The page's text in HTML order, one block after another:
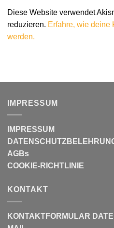
Diese Website verwendet
reduzieren. Erfahre, wie deine
werden.
IMPRESSUM
IMPRESSUM
AGBs
COOKIE-RICHTLINIE
KONTAKT
KONTAKTFORMULAR